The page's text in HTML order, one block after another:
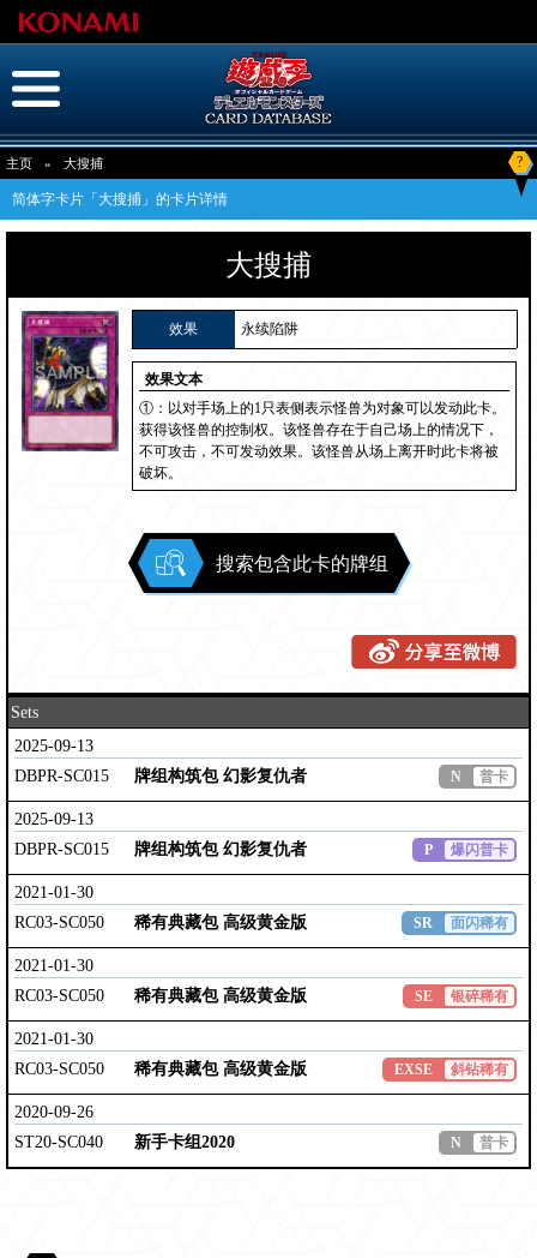
主页 » 大搜捕 ?
简体字卡片「大搜捕」的卡片详情
大搜捕
效果 永续陷阱
效果文本
①：以对手场上的1只表侧表示怪兽为对象可以发动此卡。
获得该怪兽的控制权。该怪兽存在于自己场上的情况下，
不可攻击，不可发动效果。该怪兽从场上离开时此卡将被
破坏。
搜索包含此卡的牌组
Sets
2025-09-13
DBPR-SC015
牌组构筑包 幻影复仇者 N 普卡
2025-09-13
DBPR-SC015
牌组构筑包 幻影复仇者 P 爆闪普卡
2021-01-30
RC03-SC050
稀有典藏包 高级黄金版 SR 面闪稀有
2021-01-30
RC03-SC050
稀有典藏包 高级黄金版 SE 银碎稀有
2021-01-30
RC03-SC050
稀有典藏包 高级黄金版 EXSE 斜钻稀有
2020-09-26
ST20-SC040
新手卡组2020 N 普卡